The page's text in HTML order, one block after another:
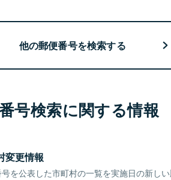
他の郵便番号を検索する
号検索に関する情報
変更情報
を公表した市町村の一覧を実施日の新しい